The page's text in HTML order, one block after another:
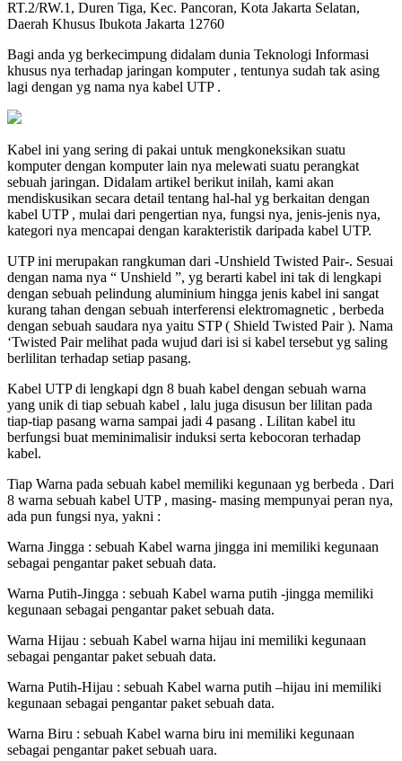
RT.2/RW.1, Duren Tiga, Kec. Pancoran, Kota Jakarta Selatan,
Daerah Khusus Ibukota Jakarta 12760
Bagi anda yg berkecimpung didalam dunia Teknologi Informasi
khusus nya terhadap jaringan komputer , tentunya sudah tak asing
lagi dengan yg nama nya kabel UTP .
Kabel ini yang sering di pakai untuk mengkoneksikan suatu
komputer dengan komputer lain nya melewati suatu perangkat
sebuah jaringan. Didalam artikel berikut inilah, kami akan
mendiskusikan secara detail tentang hal-hal yg berkaitan dengan
kabel UTP , mulai dari pengertian nya, fungsi nya, jenis-jenis nya,
kategori nya mencapai dengan karakteristik daripada kabel UTP.
UTP ini merupakan rangkuman dari -Unshield Twisted Pair-. Sesuai
dengan nama nya “ Unshield ”, yg berarti kabel ini tak di lengkapi
dengan sebuah pelindung aluminium hingga jenis kabel ini sangat
kurang tahan dengan sebuah interferensi elektromagnetic , berbeda
dengan sebuah saudara nya yaitu STP ( Shield Twisted Pair ). Nama
‘Twisted Pair melihat pada wujud dari isi si kabel tersebut yg saling
berlilitan terhadap setiap pasang.
Kabel UTP di lengkapi dgn 8 buah kabel dengan sebuah warna
yang unik di tiap sebuah kabel , lalu juga disusun ber lilitan pada
tiap-tiap pasang warna sampai jadi 4 pasang . Lilitan kabel itu
berfungsi buat meminimalisir induksi serta kebocoran terhadap
kabel.
Tiap Warna pada sebuah kabel memiliki kegunaan yg berbeda . Dari
8 warna sebuah kabel UTP , masing- masing mempunyai peran nya,
ada pun fungsi nya, yakni :
Warna Jingga : sebuah Kabel warna jingga ini memiliki kegunaan
sebagai pengantar paket sebuah data.
Warna Putih-Jingga : sebuah Kabel warna putih -jingga memiliki
kegunaan sebagai pengantar paket sebuah data.
Warna Hijau : sebuah Kabel warna hijau ini memiliki kegunaan
sebagai pengantar paket sebuah data.
Warna Putih-Hijau : sebuah Kabel warna putih –hijau ini memiliki
kegunaan sebagai pengantar paket sebuah data.
Warna Biru : sebuah Kabel warna biru ini memiliki kegunaan
sebagai pengantar paket sebuah uara.